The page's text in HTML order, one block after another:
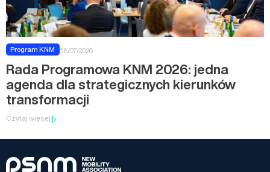
Program KNM 08/07/2026
Rada Programowa KNM 2026: jedna
agenda dla strategicznych kierunków
transformacji
Czytaj więcej